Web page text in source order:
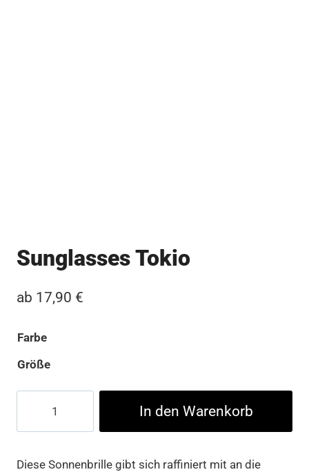
Sunglasses Tokio
ab 17,90 €
Farbe
Größe
Menge
In den Warenkorb
Diese Sonnenbrille gibt sich raffiniert mit an die